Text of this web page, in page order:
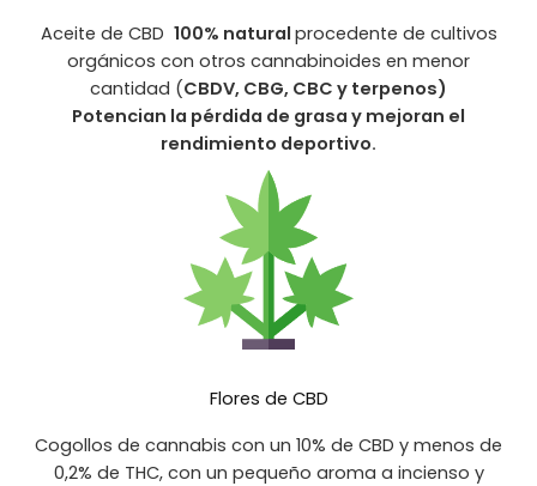
Aceite de CBD 100% natural procedente de cultivos
orgánicos con otros cannabinoides en menor
cantidad (CBDV, CBG, CBC y terpenos)
Potencian la pérdida de grasa y mejoran el
rendimiento deportivo.
Flores de CBD
Cogollos de cannabis con un 10% de CBD y menos de
0,2% de THC, con un pequeño aroma a incienso y